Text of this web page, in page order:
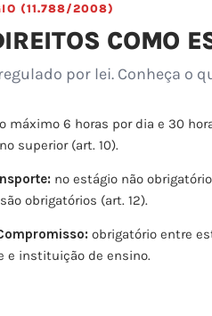
(11.788/2008)
COMO
por lei. Conheça o
máximo 6 horas por dia e 30
superior (art. 10).
no estágio não
obrigatórios (art. 12).
obrigatório entre
e instituição de ensino.